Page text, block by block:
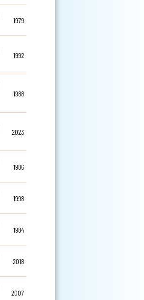
1979
1992
1988
2023
1986
1998
1984
2018
2007